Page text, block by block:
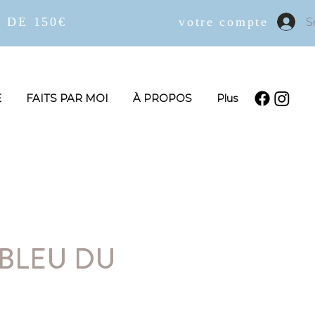
DE 150€ votre compte
FAITS PAR MOI À PROPOS Plus
DU